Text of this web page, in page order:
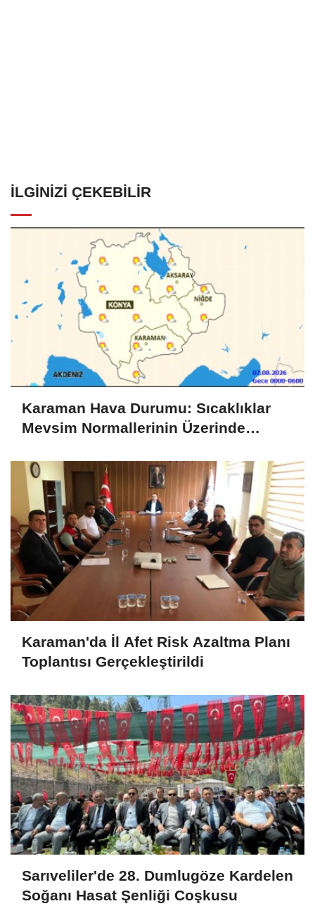
İLGINIZI ÇEKEBILIR
Karaman Hava Durumu: Sıcaklıklar
Mevsim Normallerinin Üzerinde
Karaman'da İl Afet Risk Azaltma Planı
Toplantısı Gerçekleştirildi
Sarıveliler'de 28. Dumlugöze Kardelen
Soğanı Hasat Şenliği Coşkusu